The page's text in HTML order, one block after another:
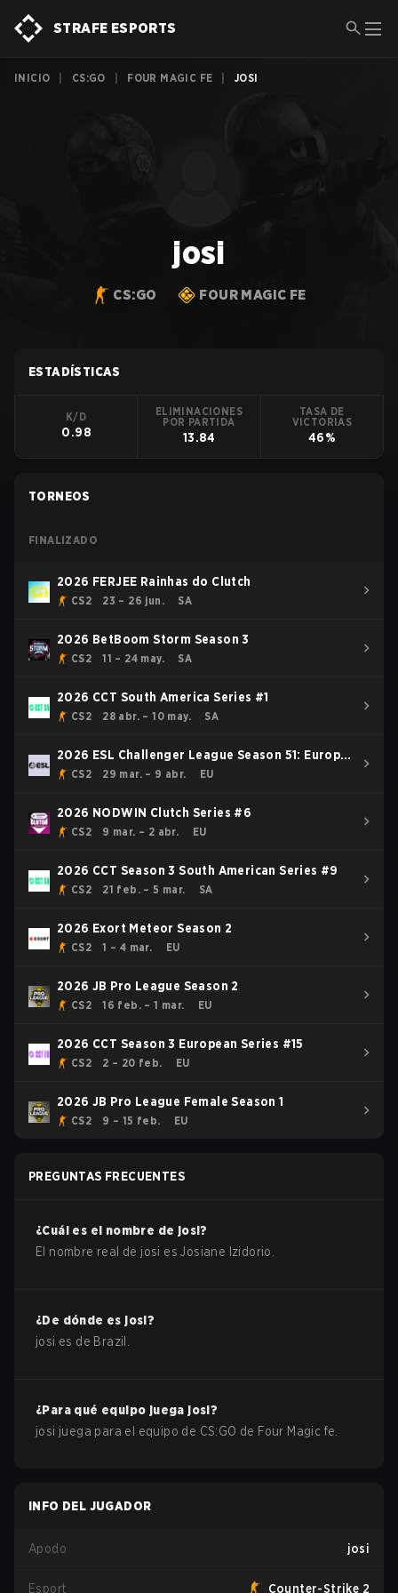
STRAFE ESPORTS
INICIO CS:GO FOUR MAGIC FE JOSI
josi
CS:GO FOUR MAGIC FE
ESTADÍSTICAS
K/D
0.98
ELIMINACIONES
POR PARTIDA
13.84
TASA DE
VICTORIAS
46%
TORNEOS
FINALIZADO
2026 FERJEE Rainhas do Clutch
CS2 23 – 26 jun. SA
2026 BetBoom Storm Season 3
CS2 11 – 24 may. SA
2026 CCT South America Series #1
CS2 28 abr. – 10 may. SA
2026 ESL Challenger League Season 51: Europe
- Cup #3
CS2 29 mar. – 9 abr. EU
2026 NODWIN Clutch Series #6
CS2 9 mar. – 2 abr. EU
2026 CCT Season 3 South American Series #9
CS2 21 feb. – 5 mar. SA
2026 Exort Meteor Season 2
CS2 1 – 4 mar. EU
2026 JB Pro League Season 2
CS2 16 feb. – 1 mar. EU
2026 CCT Season 3 European Series #15
CS2 2 – 20 feb. EU
2026 JB Pro League Female Season 1
CS2 9 – 15 feb. EU
PREGUNTAS FRECUENTES
¿Cuál es el nombre de josi?
El nombre real de josi esJosiane Izidorio
¿De dónde es josi?
josi es de Brazil
¿Para qué equipo juega josi?
josi juega para el equipo de CS:GO de Four Magic fe
INFO DEL JUGADOR
Apodo josi
Esport Counter-Strike 2